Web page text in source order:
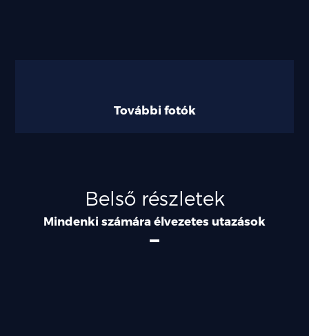
További fotók
Belső részletek
Mindenki számára élvezetes utazások